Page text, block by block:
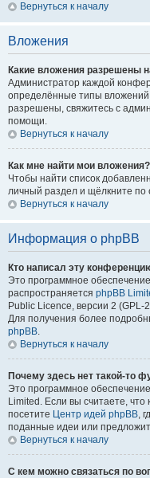
Вернуться к началу
Вложения
Какие вложения разрешены
Администратор каждой
определённые типы
разрешены, свяжитесь с
помощи.
Вернуться к началу
Как мне найти мои вложения?
Чтобы найти список
личный раздел и щёлкните по
Вернуться к началу
Информация о phpBB
Кто написал эту
Это программное
распространяется phpBB
Public Licence, версии 2 (GPL-
Для получения более
phpBB.
Вернуться к началу
Почему здесь нет такой-то
Это программное
Limited. Если вы считаете,
посетите Центр идей phpBB,
поданные идеи или
Вернуться к началу
С кем можно связаться по